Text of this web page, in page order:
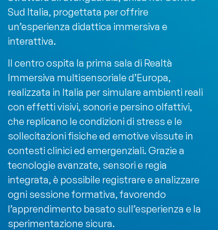
Sud Italia, progettata per offrire
un’esperienza didattica immersiva e
interattiva.
Il centro ospita la prima sala di Realtà
Immersiva multisensoriale d’Europa,
realizzata in Italia per simulare ambienti reali
con effetti visivi, sonori e persino olfattivi,
che replicano le condizioni di stress e le
sollecitazioni fisiche ed emotive vissute in
contesti clinici ed emergenziali. Grazie a
tecnologie avanzate, sensori e regia
integrata, è possibile registrare e analizzare
ogni sessione formativa, favorendo
l’apprendimento basato sull’esperienza e la
sperimentazione sicura.